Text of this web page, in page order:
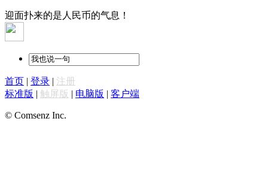
迎面扑来的是人民币的气息！
首页 | 登录 | 注册
标准版 | 触屏版 | 电脑版 | 客户端
© Comsenz Inc.